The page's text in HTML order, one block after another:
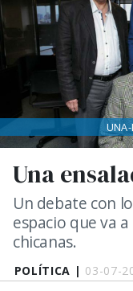
POLÍTICA | 03-07-
Una
Un debate con
espacio que va
chicanas.